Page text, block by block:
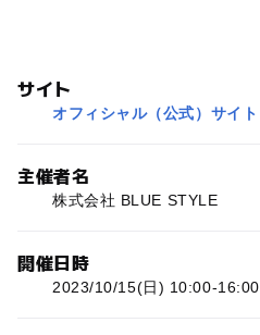
サイト
オフィシャル（公式）サイト
主催者名
株式会社 BLUE STYLE
開催日時
2023/10/15(日) 10:00-16:00